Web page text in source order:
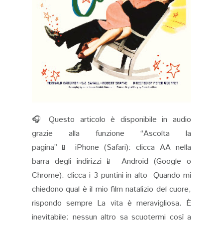
🎧 Questo articolo è disponibile in audio
grazie alla funzione “Ascolta la
pagina”📱 iPhone (Safari): clicca AA nella
barra degli indirizzi📱 Android (Google o
Chrome): clicca i 3 puntini in alto Quando mi
chiedono qual è il mio film natalizio del cuore,
rispondo sempre La vita è meravigliosa. È
inevitabile: nessun altro sa scuotermi così a